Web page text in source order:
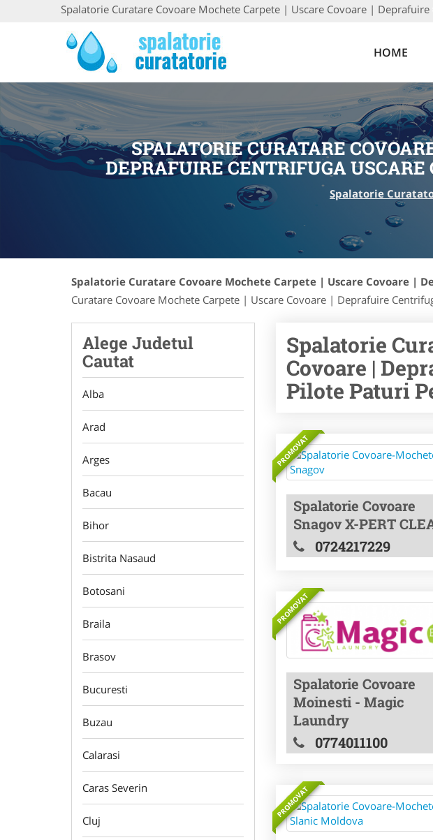
Spalatorie Curatare Covoare Mochete Carpete | Uscare Covoare |
HOME
SPALATORIE CURATARE
DEPRAFUIRE CENTRIFUGA USCARE
Spalatorie
Spalatorie Curatare Covoare Mochete Carpete | Uscare Covoare |
Curatare Covoare Mochete Carpete | Uscare Covoare | Deprafuire
Alege Judetul
Cautat
Alba
Arad
Arges
Bacau
Bihor
Bistrita Nasaud
Botosani
Braila
Brasov
Bucuresti
Buzau
Calarasi
Caras Severin
Cluj
Spalatorie
Covoare |
Pilote Paturi
PROMOVAT
Spalatorie Covoare
Snagov X-PERT
0724217229
PROMOVAT
Spalatorie Covoare
Moinesti - Magic
Laundry
0774011100
PROMOVAT